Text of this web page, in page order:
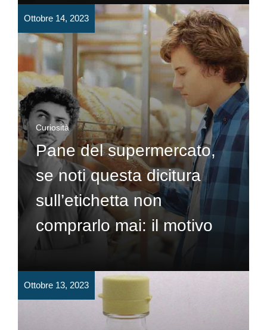
Ottobre 14, 2023
Curiosità
Pane del supermercato,
se noti questa dicitura
sull’etichetta non
comprarlo mai: il motivo
Ottobre 13, 2023